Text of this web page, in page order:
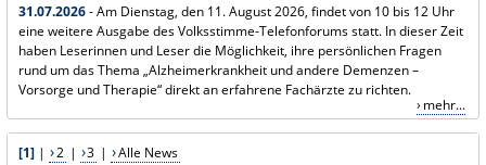
31.07.2026- Am Dienstag, den 11. August 2026, findet von 10 bis 12 Uhr
eine weitere Ausgabe des Volksstimme-Telefonforums statt. In dieser Zeit
haben Leserinnen und Leser die Möglichkeit, ihre persönlichen Fragen
rund um das Thema „Alzheimerkrankheit und andere Demenzen –
Vorsorge und Therapie“ direkt an erfahrene Fachärzte zu richten.
mehr...
[1]| 2 | 3 | Alle News